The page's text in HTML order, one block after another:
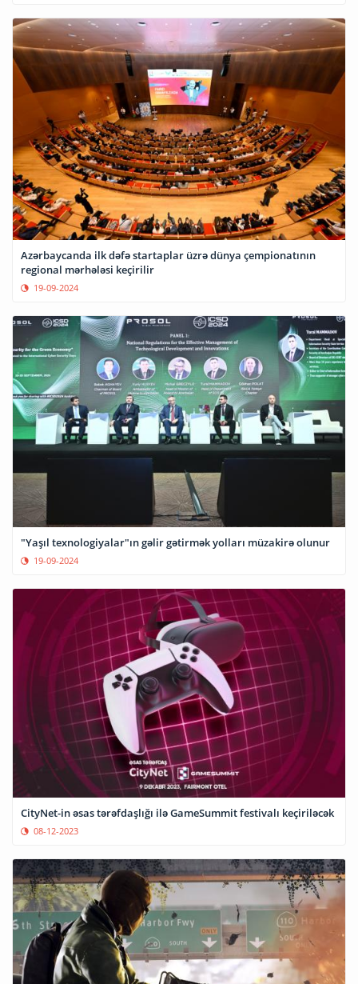
Azərbaycanda ilk dəfə startaplar üzrə dünya çempionatının
regional mərhələsi keçirilir
19-09-2024
"Yaşıl texnologiyalar"ın gəlir gətirmək yolları müzakirə olunur
19-09-2024
CityNet-in əsas tərəfdaşlığı ilə GameSummit festivalı keçiriləcək
08-12-2023